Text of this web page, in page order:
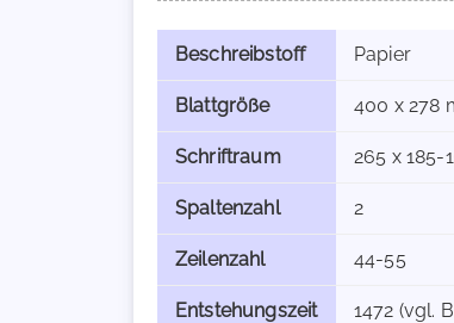
Beschreibstoff Papier
Blattgröße 400 x 278
Schriftraum 265 x 185-
Spaltenzahl 2
Zeilenzahl 44-55
Entstehungszeit 1472 (vgl.